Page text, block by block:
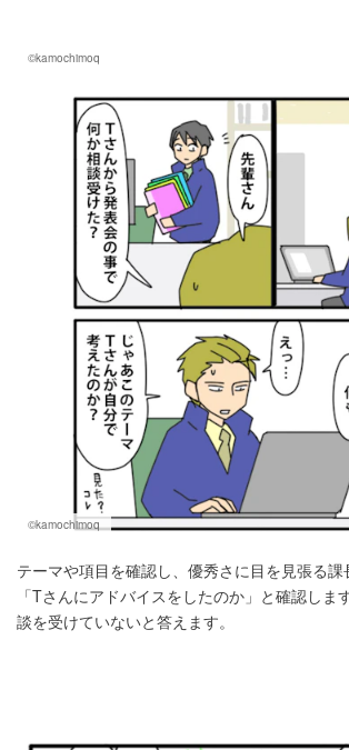
©kamochimoq
©kamochimoq
テーマや項目を確認し、優秀さに目を見張る
「Tさんにアドバイスをしたのか」と確認しま
談を受けていないと答えます。